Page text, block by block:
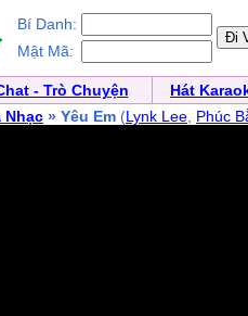
Bí Danh:
Mật Mã:
- Trò Chuyện
Hát
Nhạc » Yêu Em (Lynk Lee Phúc